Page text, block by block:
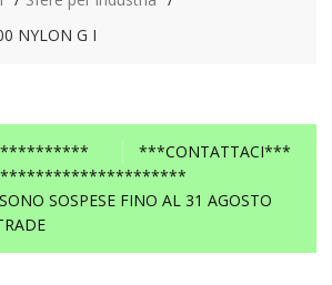
NYLON G I
***CONTATTACI***
SOSPESE FINO AL 31 AGOSTO